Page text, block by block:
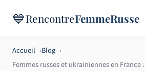
💙RencontreFemmeRusse
Accueil
Blog
Femmes russes et ukrainiennes en France